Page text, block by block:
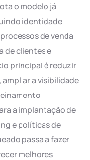
o modelo já
identidade
de venda
de clientes e
principal é reduzir
a visibilidade
a implantação de
e políticas de
passa a fazer
melhores